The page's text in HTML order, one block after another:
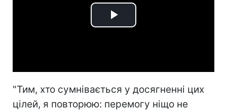
Play
"Тим, хто сумнівається у досягненні цих
цілей, я повторюю: перемогу ніщо не